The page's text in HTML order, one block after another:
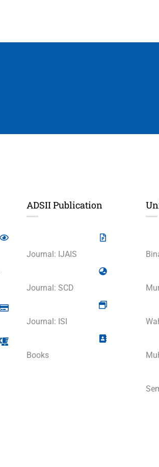
ADSII Publication
Journal: IJAIS
Journal: SCD
Journal: ISI
Books